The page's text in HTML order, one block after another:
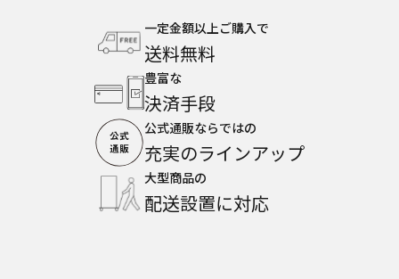
一定金額以上ご購入で
送料無料
豊富な
決済手段
公式通販ならではの
充実のラインアップ
大型商品の
配送設置に対応